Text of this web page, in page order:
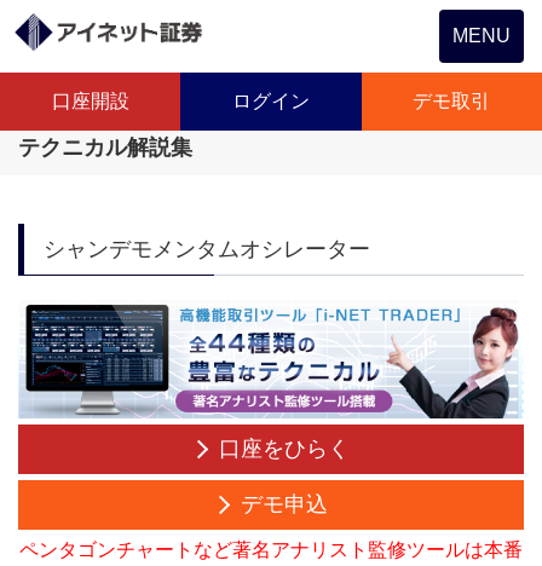
Toggle
navigation
MENU
口座開設 ログイン デモ取引
テクニカル解説集
シャンデモメンタムオシレーター
口座をひらく
デモ申込
ペンタゴンチャートなど著名アナリスト監修ツールは本番